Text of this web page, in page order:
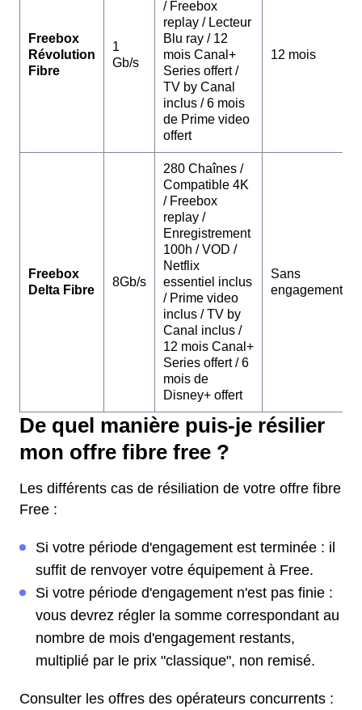
Freebox
Révolution
Fibre
1
Gb/s
/ Freebox
replay / Lecteur
Blu ray / 12
mois Canal+
Series offert /
TV by Canal
inclus / 6 mois
de Prime video
offert
12 mois
Freebox
Delta Fibre
8Gb/s
280 Chaînes /
Compatible 4K
/ Freebox
replay /
Enregistrement
100h / VOD /
Netflix
essentiel inclus
/ Prime video
inclus / TV by
Canal inclus /
12 mois Canal+
Series offert / 6
mois de
Disney+ offert
Sans
engagement
De quel manière puis-je résilier
mon offre fibre free ?
Les différents cas de résiliation de votre offre fibre
Free :
Si votre période d'engagement est terminée : il
suffit de renvoyer votre équipement à Free.
Si votre période d'engagement n'est pas finie :
vous devrez régler la somme correspondant au
nombre de mois d'engagement restants,
multiplié par le prix "classique", non remisé.
Consulter les offres des opérateurs concurrents :